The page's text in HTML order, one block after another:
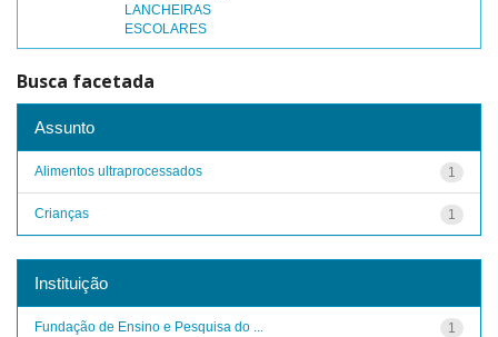
LANCHEIRAS
ESCOLARES
Busca facetada
Assunto
1
Alimentos ultraprocessados
1
Crianças
Instituição
1
Fundação de Ensino e Pesquisa do ...